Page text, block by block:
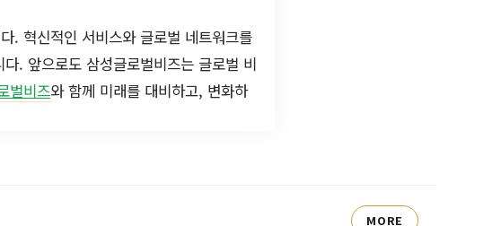
. 혁신적인 서비스와 글로벌 네트워크를
. 앞으로도 삼성글로벌비즈는 글로벌 비
벌비즈와 함께 미래를 대비하고, 변화하
MORE